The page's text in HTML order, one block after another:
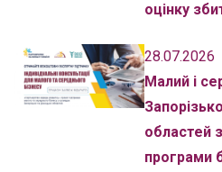
оцінку
28.07.2026
Малий і
областей
програми